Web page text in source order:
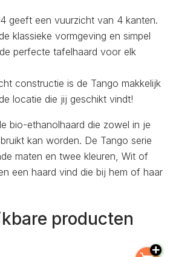
geeft een vuurzicht van 4 kanten.
klassieke vormgeving en simpel
perfecte tafelhaard voor elk
constructie is de Tango makkelijk
locatie die jij geschikt vindt!
bio-ethanolhaard die zowel in je
kan worden. De Tango serie
maten en twee kleuren, Wit of
een haard vind die bij hem of haar
producten